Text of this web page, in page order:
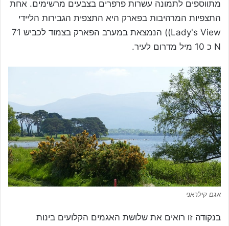
מתווספים לתמונה עשרות פרפרים בצבעים מרשימים. אחת
התצפיות המרהיבות בפארק היא התצפית הגבירות הליידי
Lady's View)) הנמצאת במערב הפארק בצמוד לכביש 71
N כ 10 מיל מדרום לעיר.
אגם קילראני
בנקודה זו רואים את שלושת האגמים הקלועים בינות